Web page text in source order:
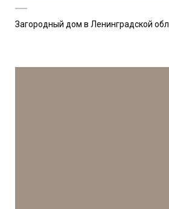
Загородный дом в Ленинградской обл.